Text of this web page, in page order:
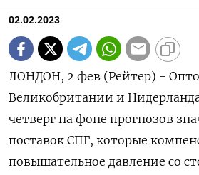
02.02.2023
ЛОНДОН, 2 фев (Рейтер) -
Великобритании и
четверг на фоне прогнозов
поставок СПГ, которые
повышательное давление со